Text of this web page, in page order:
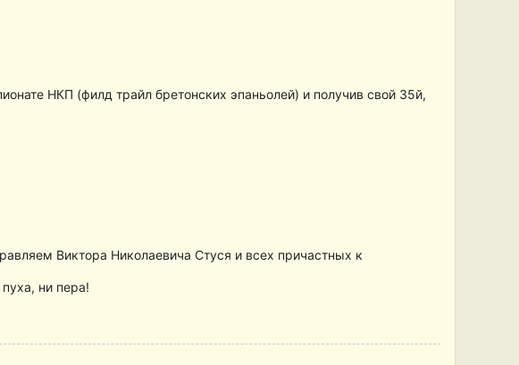
НКП (филд трайл бретонских эпаньолей) и получив свой 35й,
Виктора Николаевича Стуся и всех причастных к
ни пера!